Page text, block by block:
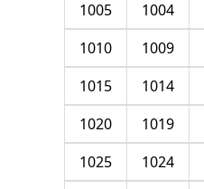
1004
1005
1009
1010
1014
1015
1019
1020
1024
1025